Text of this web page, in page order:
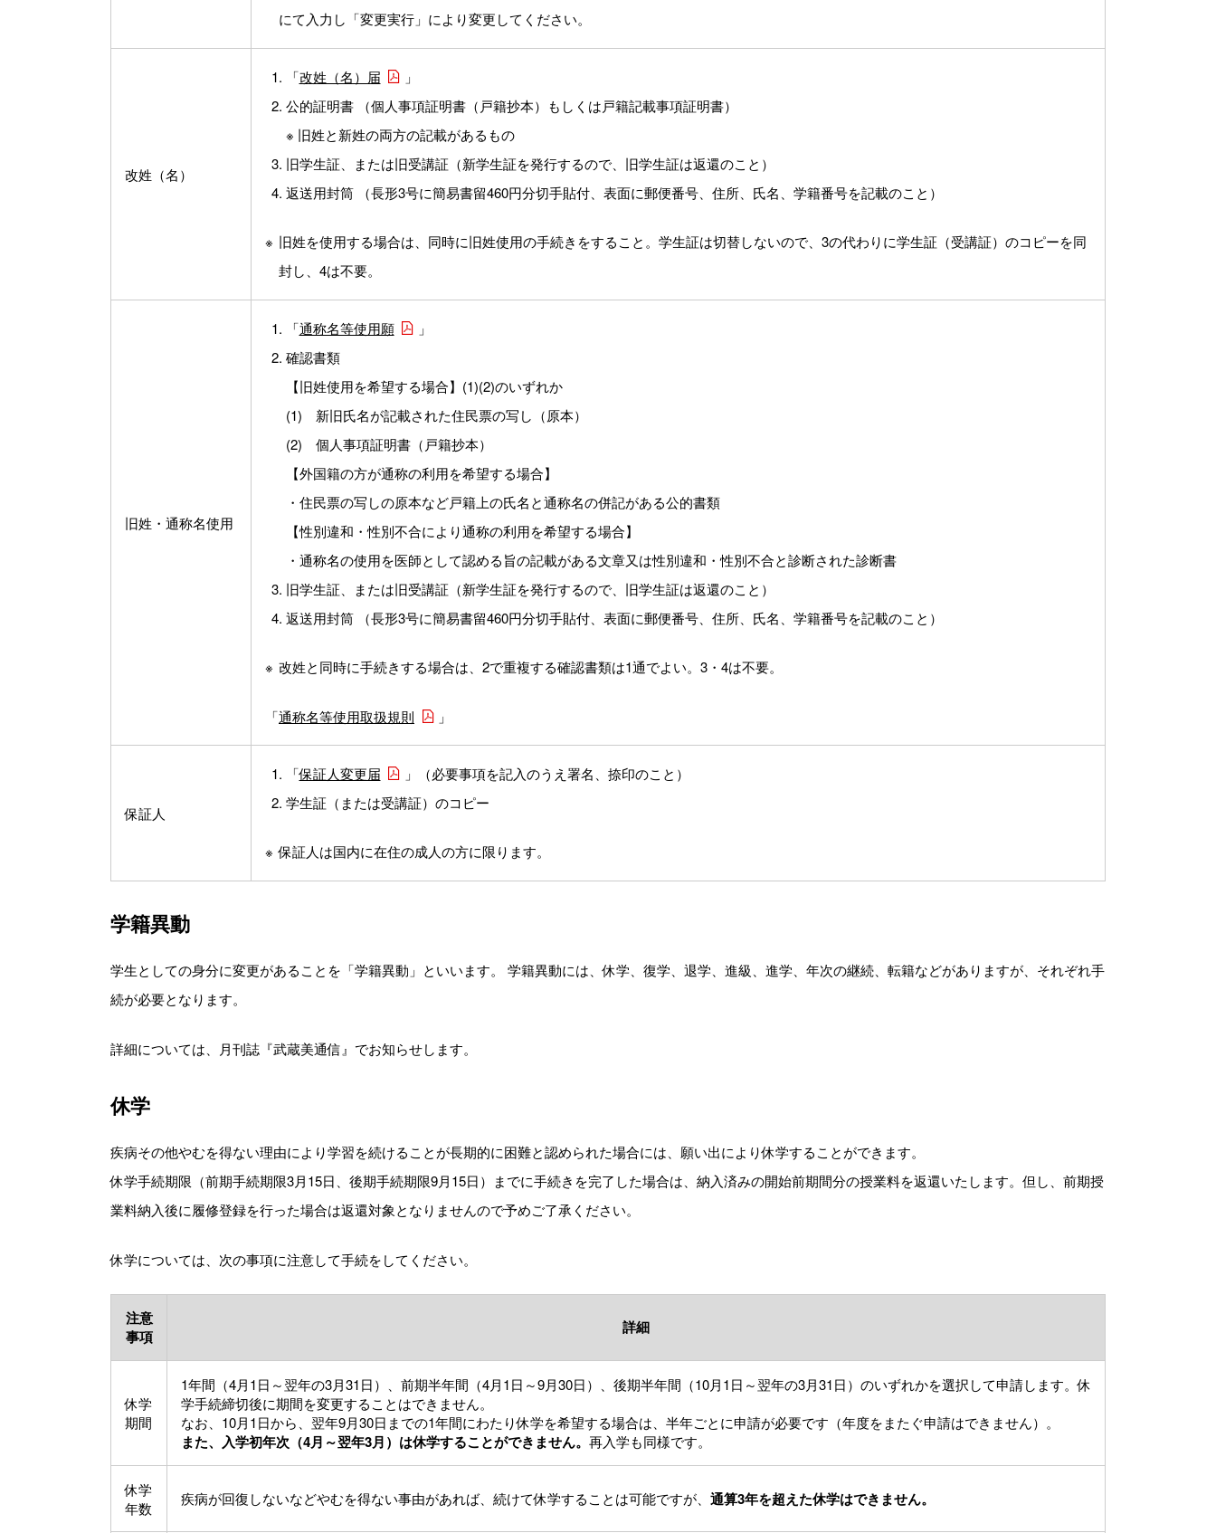
にて入力し「変更実行」により変更してください。
改姓（名）
「改姓（名）届
」
公的証明書 （個人事項証明書（戸籍抄本）もしくは戸籍記載事項証明書）
※ 旧姓と新姓の両方の記載があるもの
旧学生証、または旧受講証（新学生証を発行するので、旧学生証は返還のこと）
返送用封筒 （長形3号に簡易書留460円分切手貼付、表面に郵便番号、住所、氏名、学籍番号を記載のこと）
旧姓を使用する場合は、同時に旧姓使用の手続きをすること。学生証は切替しないので、3の代わりに学生証（受講証）のコピーを同
封し、4は不要。
旧姓・通称名使用
「通称名等使用願
」
確認書類
【旧姓使用を希望する場合】(1)(2)のいずれか
(1) 新旧氏名が記載された住民票の写し（原本）
(2) 個人事項証明書（戸籍抄本）
【外国籍の方が通称の利用を希望する場合】
・住民票の写しの原本など戸籍上の氏名と通称名の併記がある公的書類
【性別違和・性別不合により通称の利用を希望する場合】
・通称名の使用を医師として認める旨の記載がある文章又は性別違和・性別不合と診断された診断書
旧学生証、または旧受講証（新学生証を発行するので、旧学生証は返還のこと）
返送用封筒 （長形3号に簡易書留460円分切手貼付、表面に郵便番号、住所、氏名、学籍番号を記載のこと）
改姓と同時に手続きする場合は、2で重複する確認書類は1通でよい。3・4は不要。
「通称名等使用取扱規則 」
保証人
「保証人変更届
」（必要事項を記入のうえ署名、捺印のこと）
学生証（または受講証）のコピー
保証人は国内に在住の成人の方に限ります。
学籍異動
学生としての身分に変更があることを「学籍異動」といいます。 学籍異動には、休学、復学、退学、進級、進学、年次の継続、転籍などがありますが、それぞれ手
続が必要となります。
詳細については、月刊誌『武蔵美通信』でお知らせします。
休学
疾病その他やむを得ない理由により学習を続けることが長期的に困難と認められた場合には、願い出により休学することができます。
休学手続期限（前期手続期限3月15日、後期手続期限9月15日）までに手続きを完了した場合は、納入済みの開始前期間分の授業料を返還いたします。但し、前期授
業料納入後に履修登録を行った場合は返還対象となりませんので予めご了承ください。
休学については、次の事項に注意して手続をしてください。
注意
事項
詳細
休学
期間
1年間（4月1日～翌年の3月31日）、前期半年間（4月1日～9月30日）、後期半年間（10月1日～翌年の3月31日）のいずれかを選択して申請します。休
学手続締切後に期間を変更することはできません。
なお、10月1日から、翌年9月30日までの1年間にわたり休学を希望する場合は、半年ごとに申請が必要です（年度をまたぐ申請はできません）。
また、入学初年次（4月～翌年3月）は休学することができません。 再入学も同様です。
休学
年数
疾病が回復しないなどやむを得ない事由があれば、続けて休学することは可能ですが、 通算3年を超えた休学はできません。